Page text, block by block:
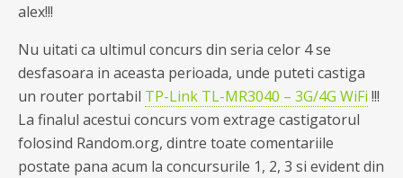
alex!!!
Nu uitati ca ultimul concurs din seria celor 4 se
desfasoara in aceasta perioada, unde puteti castiga
un router portabil TP-Link TL-MR3040 – 3G/4G WiFi !!!
La finalul acestui concurs vom extrage castigatorul
folosind Random.org, dintre toate comentariile
postate pana acum la concursurile 1, 2, 3 si evident din